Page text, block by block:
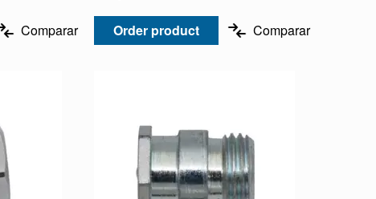
Comparar Order product Comparar